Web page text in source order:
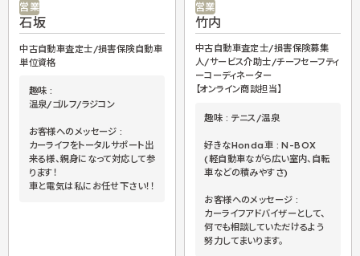
営業
石坂
中古自動車査定士/損害保険自動車
単位資格
趣味 :
温泉/ゴルフ/ラジコン
お客様へのメッセージ :
カーライフをトータルサポート出
来る様、親身になって対応して参
ります！
車と電気は私にお任せ下さい！！
営業
竹内
中古自動車査定士/損害保険募集
人/サービス介助士/チーフセーフティ
ーコーディネーター
【オンライン商談担当】
趣味 : テニス/温泉
好きなHonda車 : N-BOX
(軽自動車ながら広い室内、自転
車などの積みやすさ)
お客様へのメッセージ :
カーライフアドバイザーとして、
何でも相談していただけるよう
努力してまいります。